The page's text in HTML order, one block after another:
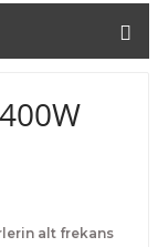
alt frekans